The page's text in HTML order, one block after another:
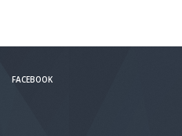
FACEBOOK